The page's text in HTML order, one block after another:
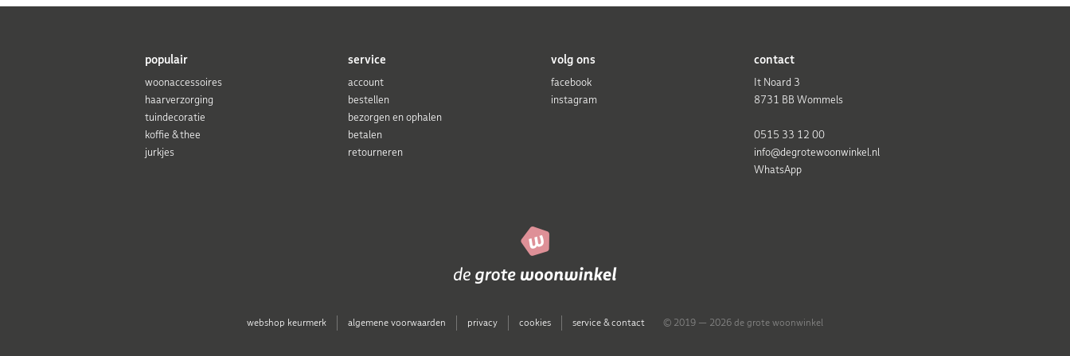
populair
woonaccessoires
haarverzorging
tuindecoratie
koffie & thee
jurkjes
service
account
bestellen
bezorgen en ophalen
betalen
retourneren
volg ons
facebook
instagram
contact
It Noard 3
8731 BB Wommels
0515 33 12 00
info@degrotewoonwinkel.nl
WhatsApp
webshop keurmerk algemene voorwaarden privacy cookies service & contact © 2019 — 2026 de grote woonwinkel